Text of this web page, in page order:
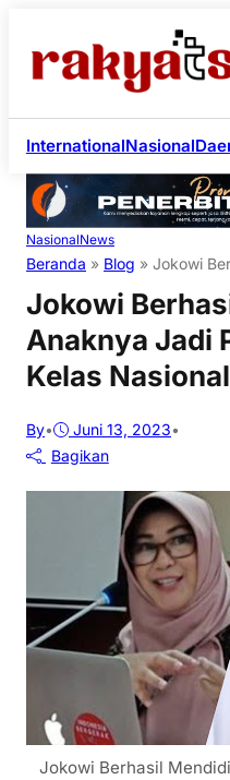
InternationalNasional
NasionalNews
Beranda » Blog » Jokowi
Jokowi
Anaknya Jadi
Kelas
By• Juni 13, 2023•
Bagikan
Jokowi Berhasil